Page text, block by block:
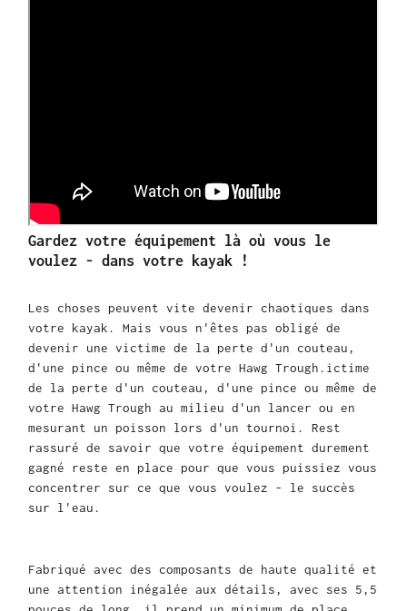
Gardez votre équipement là où vous le
voulez - dans votre kayak !
Les choses peuvent vite devenir chaotiques dans
votre kayak. Mais vous n'êtes pas obligé de
devenir une victime de la perte d'un couteau,
d'une pince ou même de votre Hawg Trough. ictime
de la perte d'un couteau, d'une pince ou même de
votre Hawg Trough au milieu d'un lancer ou en
mesurant un poisson lors d'un tournoi.
Rest
rassuré de savoir que votre équipement durement
gagné reste en place pour que vous puissiez vous
concentrer sur ce que vous voulez - le succès
sur l'eau.
Fabriqué avec des composants de haute qualité et
une attention inégalée aux détails, avec ses 5,5